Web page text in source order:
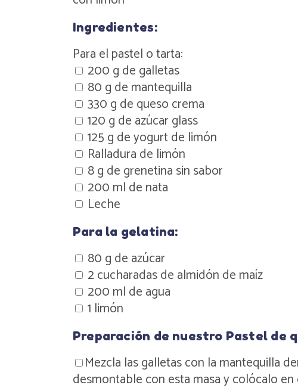
Ingredientes:
Para el pastel o tarta:
200 g de galletas
80 g de mantequilla
330 g de queso crema
120 g de azúcar glass
125 g de yogurt de limón
Ralladura de limón
8 g de grenetina sin sabor
200 ml de nata
Leche
Para la gelatina:
80 g de azúcar
2 cucharadas de almidón de maíz
200 ml de agua
1 limón
Preparación de nuestro Pastel de
Mezcla las galletas con la mantequilla
desmontable con esta masa y colócalo